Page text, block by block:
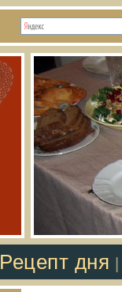
Рецепт дня